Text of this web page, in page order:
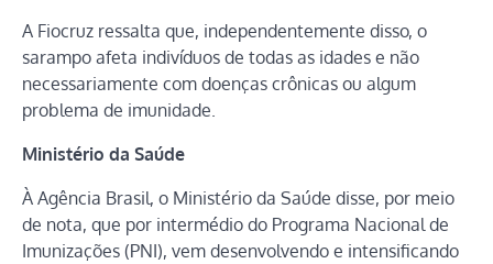
A Fiocruz ressalta que, independentemente disso, o
sarampo afeta indivíduos de todas as idades e não
necessariamente com doenças crônicas ou algum
problema de imunidade.
Ministério da Saúde
À Agência Brasil, o Ministério da Saúde disse, por meio
de nota, que por intermédio do Programa Nacional de
Imunizações (PNI), vem desenvolvendo e intensificando